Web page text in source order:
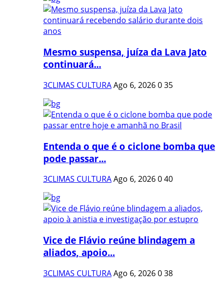
Mesmo suspensa, juíza da Lava Jato
continuará...
3CLIMAS CULTURAAgo 6, 2026035
Entenda o que é o ciclone bomba que
pode passar...
3CLIMAS CULTURAAgo 6, 2026040
Vice de Flávio reúne blindagem a
aliados, apoio...
3CLIMAS CULTURAAgo 6, 2026038